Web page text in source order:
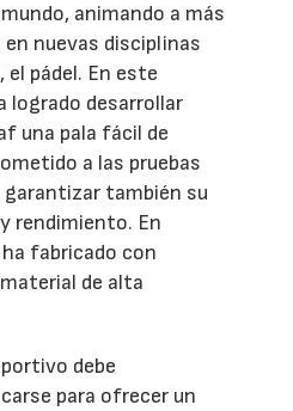
animando a más
nuevas disciplinas
pádel. En este
logrado desarrollar
una pala fácil de
a las pruebas
también su
rendimiento. En
fabricado con
de alta
debe
para ofrecer un